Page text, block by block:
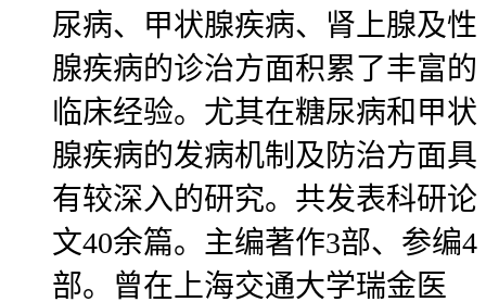
尿病、甲状腺疾病、肾上腺及性
腺疾病的诊治方面积累了丰富的
临床经验。尤其在糖尿病和甲状
腺疾病的发病机制及防治方面具
有较深入的研究。共发表科研论
文40余篇。主编著作3部、参编4
部。曾在上海交通大学瑞金医